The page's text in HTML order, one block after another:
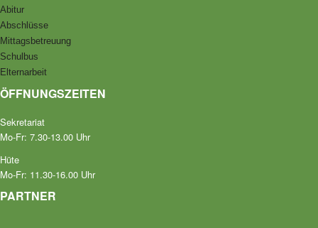
Abitur
Abschlüsse
Mittagsbetreuung
Schulbus
Elternarbeit
ÖFFNUNGSZEITEN
Sekretariat
Mo-Fr: 7.30-13.00 Uhr
Hüte
Mo-Fr: 11.30-16.00 Uhr
PARTNER